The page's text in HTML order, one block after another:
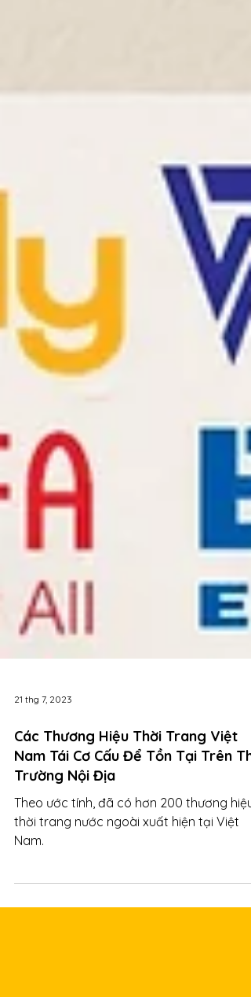
Các Thương Hiệu Thời Trang Việt
Nam Tái Cơ Cấu Để Tồn Tại Trên Thị
Trường Nội Địa
Theo ước tính, đã có hơn 200 thương hiệu
thời trang nước ngoài xuất hiện tại Việt